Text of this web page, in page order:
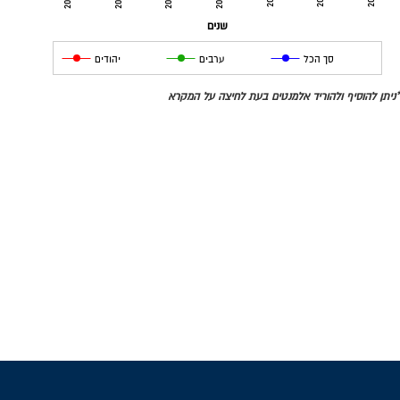
שנים
יהודים ערבים סך הכל
*ניתן להוסיף ולהוריד אלמנטים בעת לחיצה על המקרא